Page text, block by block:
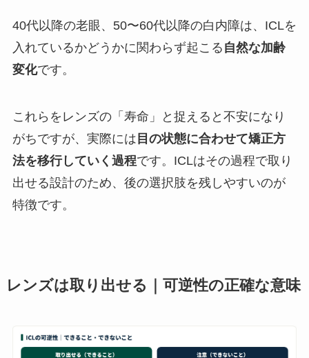
40代以降の老眼、50〜60代以降の白内障は、ICLを
入れているかどうかに関わらず起こる 自然な加齢
変化です。
これらをレンズの「寿命」と捉えると不安になり
がちですが、実際には 目の状態に合わせて矯正方
法を移行していく過程です。ICLはその過程で取り
出せる設計のため、後の選択肢を残しやすいのが
特徴です。
レンズは取り出せる｜可逆性の正確な意味